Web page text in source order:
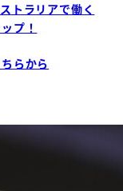
トラリアで働く
プ！
らから